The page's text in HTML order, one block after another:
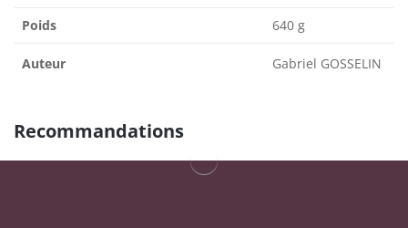
Poids 640 g
Auteur Gabriel GOSSELIN
Recommandations